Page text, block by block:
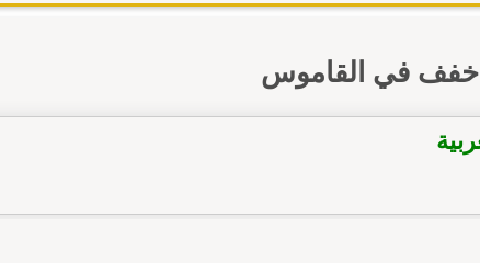
خفف في القاموس